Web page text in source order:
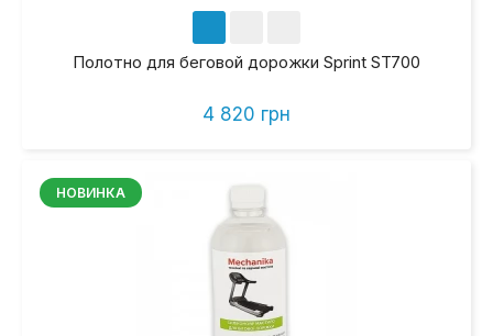
Полотно для беговой дорожки Sprint ST700
4 820 грн
НОВИНКА